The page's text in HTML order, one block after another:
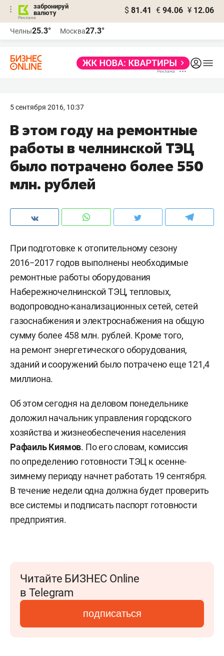
забронируй
валюту
$ 81.41 € 94.06 ¥ 12.06
Челны25.3° Москва27.3°
5 сентября 2016, 10:37
В этом году на ремонтные
работы в челнинской ТЭЦ
было потрачено более 550
млн. рублей
При подготовке к отопительному сезону
2016−2017 годов выполнены необходимые
ремонтные работы оборудования
Набережночелнинской ТЭЦ, тепловых,
водопроводно-канализационных сетей, сетей
газоснабжения и электроснабжения на общую
сумму более 458 млн. рублей. Кроме того,
на ремонт энергетического оборудования,
зданий и сооружений было потрачено еще 121,4
миллиона.
Об этом сегодня на деловом понедельнике
доложил начальник управления городского
хозяйства и жизнеобеспечения населения
Рафаиль Киямов. По его словам, комиссия
по определению готовности ТЭЦ к осенне-
зимнему периоду начнет работать 19 сентября.
В течение недели одна должна будет проверить
все системы и подписать паспорт готовности
предприятия.
Читайте БИЗНЕС Online
в Telegram
подписаться